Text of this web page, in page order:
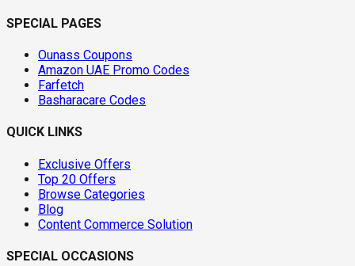
SPECIAL PAGES
Ounass Coupons
Amazon UAE Promo Codes
Farfetch
Basharacare Codes
QUICK LINKS
Exclusive Offers
Top 20 Offers
Browse Categories
Blog
Content Commerce Solution
SPECIAL OCCASIONS